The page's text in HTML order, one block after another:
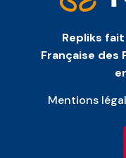
Repliks
Française des
Mentions